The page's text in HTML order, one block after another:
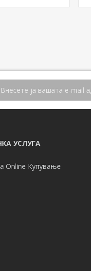
УСЛУГА
Online Купување